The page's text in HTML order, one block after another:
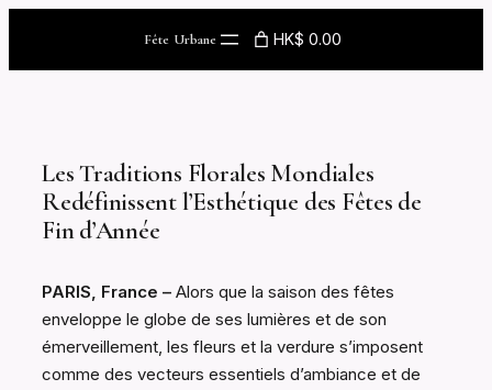
content
Fête Urbane HK$ 0.00
Les Traditions Florales Mondiales
Redéfinissent l’Esthétique des Fêtes de
Fin d’Année
PARIS, France – Alors que la saison des fêtes
enveloppe le globe de ses lumières et de son
émerveillement, les fleurs et la verdure s’imposent
comme des vecteurs essentiels d’ambiance et de